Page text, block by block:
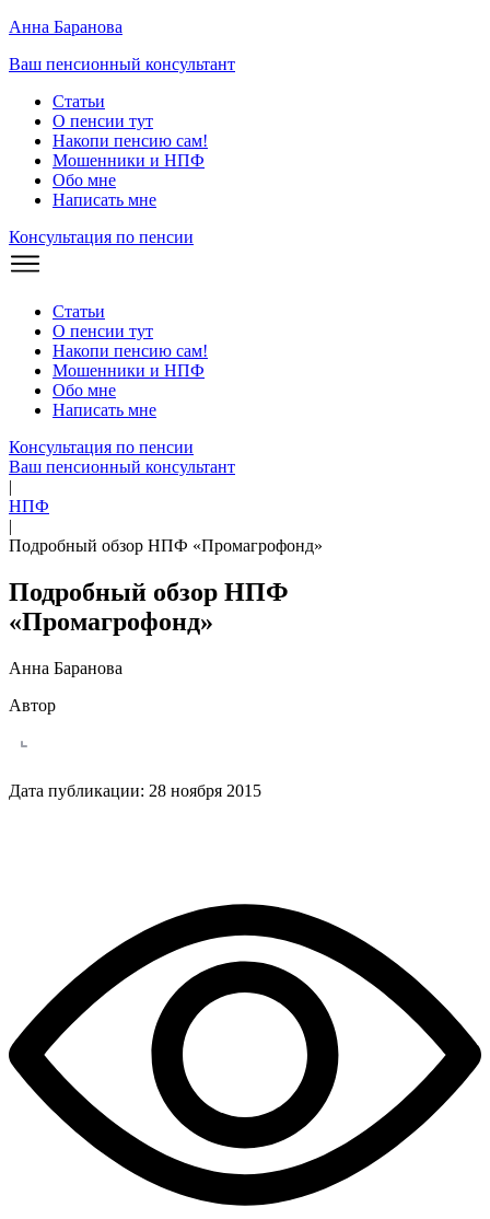
Анна Баранова
Ваш пенсионный консультант
Статьи
О пенсии тут
Накопи пенсию сам!
Мошенники и НПФ
Обо мне
Написать мне
Консультация по пенсии
Статьи
О пенсии тут
Накопи пенсию сам!
Мошенники и НПФ
Обо мне
Написать мне
Консультация по пенсии
Ваш пенсионный консультант
|
НПФ
|
Подробный обзор НПФ «Промагрофонд»
Подробный обзор НПФ
«Промагрофонд»
Анна Баранова
Автор
Дата публикации: 28 ноября 2015